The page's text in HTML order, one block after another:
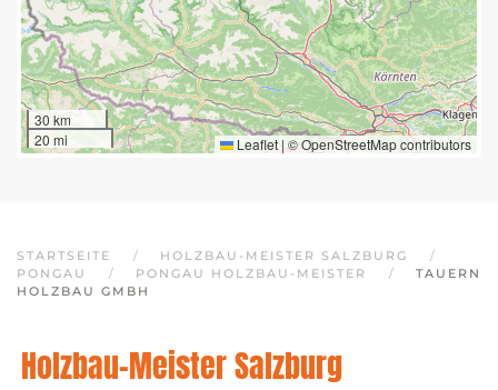
30 km
20 mi
Leaflet | ©OpenStreetMapcontributors
STARTSEITE
HOLZBAU-MEISTER SALZBURG
PONGAU
PONGAU HOLZBAU-MEISTER
TAUERN
HOLZBAU GMBH
Holzbau-Meister Salzburg